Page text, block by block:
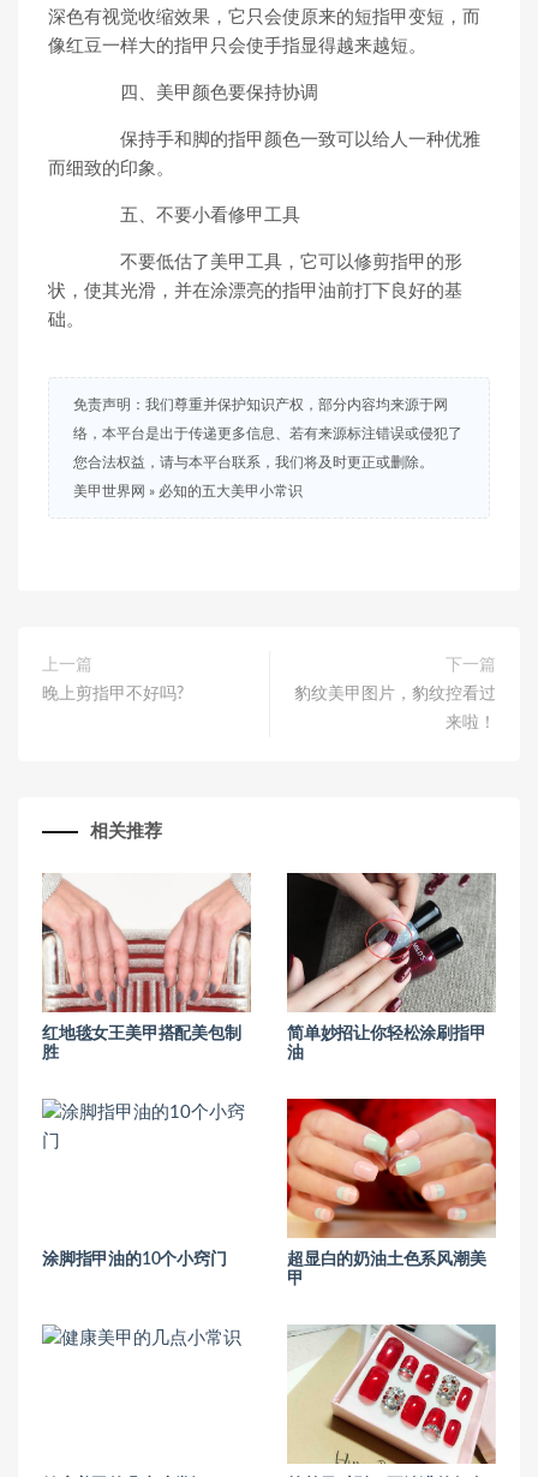
深色有视觉收缩效果，它只会使原来的短指甲变短，而
像红豆一样大的指甲只会使手指显得越来越短。
四、美甲颜色要保持协调
保持手和脚的指甲颜色一致可以给人一种优雅
而细致的印象。
五、不要小看修甲工具
不要低估了美甲工具，它可以修剪指甲的形
状，使其光滑，并在涂漂亮的指甲油前打下良好的基
础。
免责声明：我们尊重并保护知识产权，部分内容均来源于网
络，本平台是出于传递更多信息、若有来源标注错误或侵犯了
您合法权益，请与本平台联系，我们将及时更正或删除。
美甲世界网 » 必知的五大美甲小常识
上一篇
晚上剪指甲不好吗?
下一篇
豹纹美甲图片，豹纹控看过
来啦！
相关推荐
红地毯女王美甲搭配美包制
胜
简单妙招让你轻松涂刷指甲
油
涂脚指甲油的10个小窍门
超显白的奶油土色系风潮美
甲